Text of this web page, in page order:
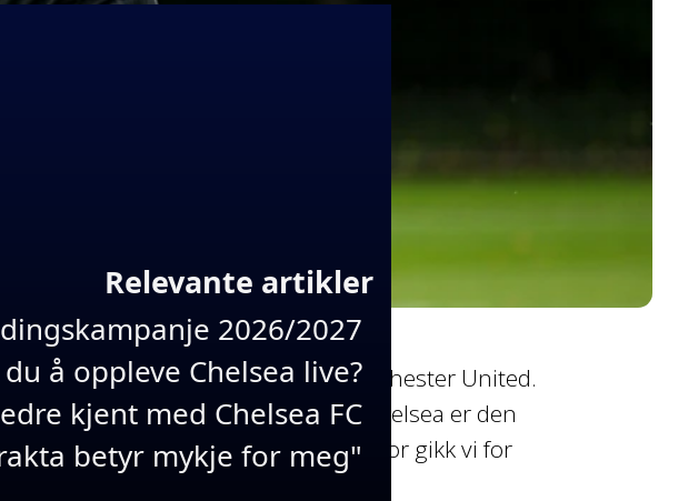
Relevante artikler
2026/2027
å oppleve Chelsea live?
kjent med Chelsea FC
betyr mykje for meg"
Alejandro Garnacho fra Manchester United.
uttalelse skriver spilleren selv at Chelsea er den
å spille for verdensmesterne. Hvorfor gikk vi for
i Chelsea sitt system?